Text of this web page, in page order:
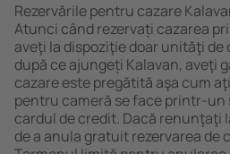
Rezervările pentru cazare
Atunci când rezervați cazarea
aveţi la dispoziţie doar unităţi
după ce ajungeți Kalavan, aveţi
cazare este pregătită aşa cum
pentru cameră se face printr-un
cardul de credit. Dacă renunţaţi
de a anula gratuit rezervarea de